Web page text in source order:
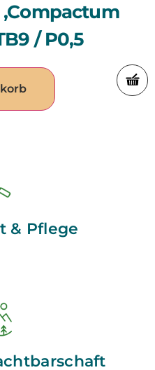
/ P0,5
& Pflege